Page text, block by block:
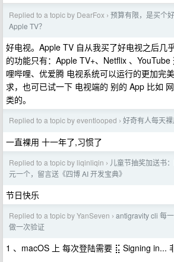
Replied to a topic by DearFox › 预算有限，是买个
Apple TV？
好电视。Apple TV 自从我买了好电视之后几
的功能只有：Apple TV+、Netflix 、
哩哔哩、优爱腾 电视系统可以运行的更加完
求，也可已试一下 电视端的 别的 App 比如
类的。
Replied to a topic by eventlooped › 好奇有人每天裸
一直裸用 十一年了,习惯了
Replied to a topic by liqinliqin › 儿童节抽奖加送书
元一个，留言送《四博 AI 开发宝典》
节日快乐
Replied to a topic by YanSeven › antigravity cli 每
做一次验证
1 、macOS 上 每次登陆需要 ⣯ Signing in...